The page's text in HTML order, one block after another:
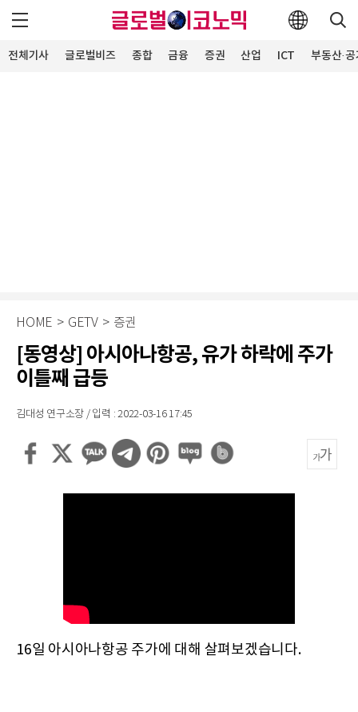
전체기사 글로벌비즈 종합 금융 증권 산업 ICT 부동산·
HOME > GETV > 증권
[동영상] 아시아나항공, 유가 하락에 주가
이틀째 급등
김대성 연구소장 / 입력 : 2022-03-16 17:45
16일 아시아나항공 주가에 대해 살펴보겠습니다.